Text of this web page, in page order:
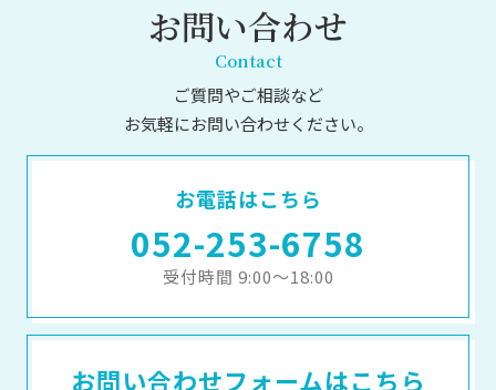
お問い合わせ
Contact
ご質問やご相談など
お気軽にお問い合わせください。
お電話はこちら
052-253-6758
受付時間 9:00～18:00
お問い合わせフォームはこちら